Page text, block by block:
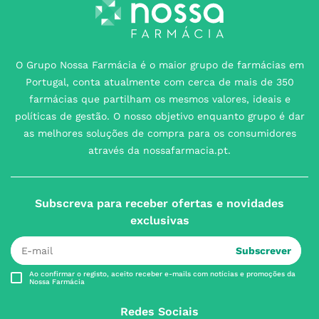
O Grupo Nossa Farmácia é o maior grupo de farmácias em
Portugal, conta atualmente com cerca de mais de 350
farmácias que partilham os mesmos valores, ideais e
políticas de gestão. O nosso objetivo enquanto grupo é dar
as melhores soluções de compra para os consumidores
através da nossafarmacia.pt.
Subscreva para receber ofertas e novidades
exclusivas
Subscrever
Ao confirmar o registo, aceito receber e-mails com notícias e promoções da
Nossa Farmácia
Redes Sociais